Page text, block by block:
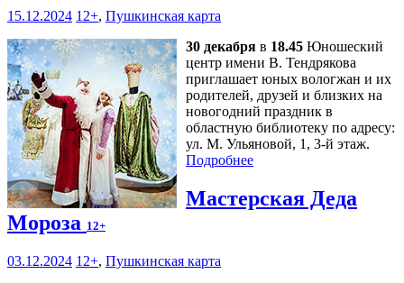
15.12.2024 12+, Пушкинская карта
30 декабря в 18.45 Юношеский
центр имени В. Тендрякова
приглашает юных вологжан и их
родителей, друзей и близких на
новогодний праздник в
областную библиотеку по адресу:
ул. М. Ульяновой, 1, 3-й этаж.
Подробнее
Мастерская Деда
Мороза 12+
03.12.2024 12+, Пушкинская карта